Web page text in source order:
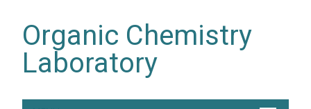
Organic Chemistry
Laboratory